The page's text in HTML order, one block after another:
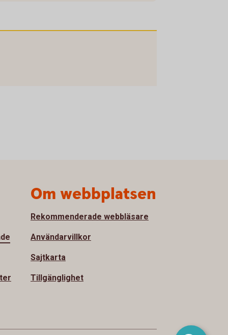
Om webbplatsen
Rekommenderade webbläsare
Användarvillkor
Sajtkarta
Tillgänglighet